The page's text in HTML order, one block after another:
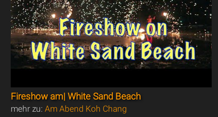
Fireshow am| White Sand Beach
mehr zu:Am Abend Koh Chang